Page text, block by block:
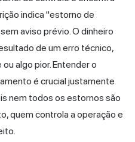
indica "estorno de
aviso prévio. O dinheiro
de um erro técnico,
algo pior. Entender o
é crucial justamente
nem todos os estornos são
quem controla a operação e